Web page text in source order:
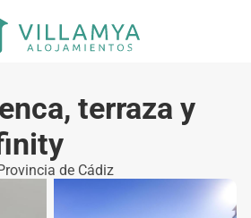
terraza y
de Cádiz